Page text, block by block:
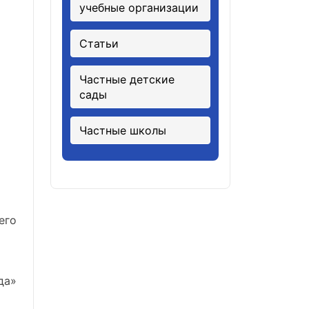
учебные организации
Статьи
Частные детские
сады
Частные школы